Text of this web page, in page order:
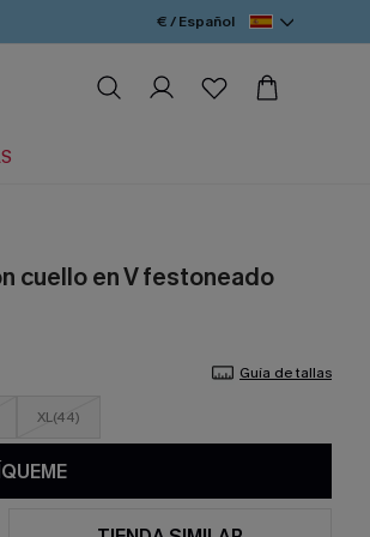
€ / Español
cuello en V festoneado
Guía de tallas
XL(44)